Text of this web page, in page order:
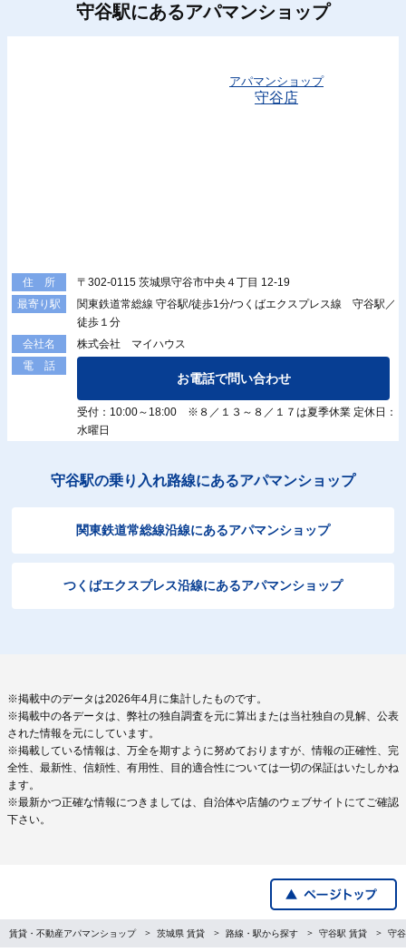
守谷駅にあるアパマンショップ
アパマンショップ
守谷店
住 所
〒302-0115 茨城県守谷市中央４丁目 12-19
最寄り駅
関東鉄道常総線 守谷駅/徒歩1分/つくばエクスプレス線 守谷駅／
徒歩１分
会社名
株式会社 マイハウス
電 話
お電話で問い合わせ
受付：10:00～18:00 ※８／１３～８／１７は夏季休業 定休日：
水曜日
守谷駅の乗り入れ路線にあるアパマンショップ
関東鉄道常総線沿線にあるアパマンショップ
つくばエクスプレス沿線にあるアパマンショップ
※掲載中のデータは2026年4月に集計したものです。
※掲載中の各データは、弊社の独自調査を元に算出または当社独自の見解、公表
された情報を元にしています。
※掲載している情報は、万全を期すように努めておりますが、情報の正確性、完
全性、最新性、信頼性、有用性、目的適合性については一切の保証はいたしかね
ます。
※最新かつ正確な情報につきましては、自治体や店舗のウェブサイトにてご確認
下さい。
賃貸・不動産アパマンショップ 茨城県 賃貸 路線・駅から探す 守谷駅 賃貸 守